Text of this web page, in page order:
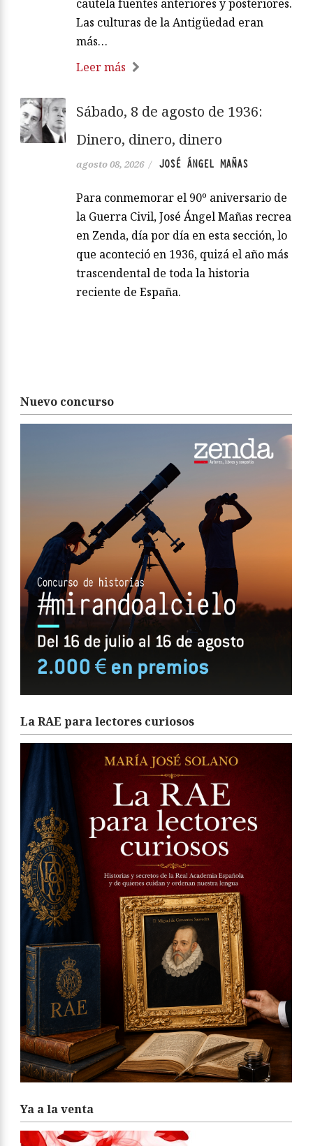
cautela fuentes anteriores y posteriores.
Las culturas de la Antigüedad eran
más…
Leer más
Sábado, 8 de agosto de 1936:
Dinero, dinero, dinero
agosto 08, 2026 / JOSÉ ÁNGEL MAÑAS
Para conmemorar el 90º aniversario de
la Guerra Civil, José Ángel Mañas recrea
en Zenda, día por día en esta sección, lo
que aconteció en 1936, quizá el año más
trascendental de toda la historia
reciente de España.
Nuevo concurso
La RAE para lectores curiosos
Ya a la venta